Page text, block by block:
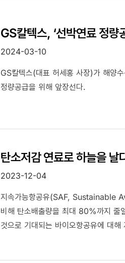
GS칼텍스, ‘선박연료 정량
2024-03-10
GS칼텍스(대표 허세홍 사장)가 해양
정량공급을 위해 앞장선다.
탄소저감 연료로 하늘을
2023-12-04
지속가능항공유(SAF, Sustainable
비해 탄소배출량을 최대 80%까지 줄
것으로 기대되는 바이오항공유에 대해